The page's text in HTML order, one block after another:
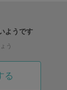
ようです
う
る